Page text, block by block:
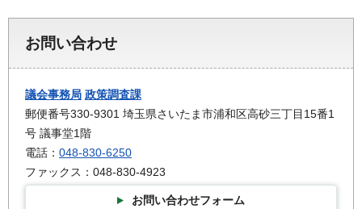
お問い合わせ
議会事務局 政策調査課
郵便番号330-9301 埼玉県さいたま市浦和区高砂三丁目15番1
号 議事堂1階
電話： 048-830-6250
ファックス：048-830-4923
お問い合わせフォーム